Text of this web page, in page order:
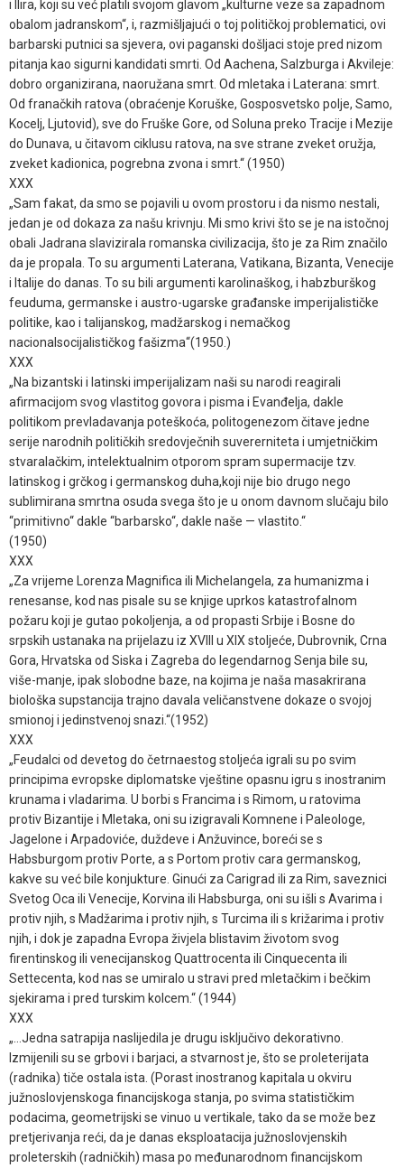
i Ilira, koji su već platili svojom glavom „kulturne veze sa zapadnom
obalom jadranskom“, i, razmišljajući o toj političkoj problematici, ovi
barbarski putnici sa sjevera, ovi paganski došljaci stoje pred nizom
pitanja kao sigurni kandidati smrti. Od Aachena, Salzburga i Akvileje:
dobro organizirana, naoružana smrt. Od mletaka i Laterana: smrt.
Od franačkih ratova (obraćenje Koruške, Gosposvetsko polje, Samo,
Kocelj, Ljutovid), sve do Fruške Gore, od Soluna preko Tracije i Mezije
do Dunava, u čitavom ciklusu ratova, na sve strane zveket oružja,
zveket kadionica, pogrebna zvona i smrt.“ (1950)
XXX
„Sam fakat, da smo se pojavili u ovom prostoru i da nismo nestali,
jedan je od dokaza za našu krivnju. Mi smo krivi što se je na istočnoj
obali Jadrana slavizirala romanska civilizacija, što je za Rim značilo
da je propala. To su argumenti Laterana, Vatikana, Bizanta, Venecije
i Italije do danas. To su bili argumenti karolinaškog, i habzburškog
feuduma, germanske i austro-ugarske građanske imperijalističke
politike, kao i talijanskog, madžarskog i nemačkog
nacionalsocijalističkog fašizma“(1950.)
XXX
„Na bizantski i latinski imperijalizam naši su narodi reagirali
afirmacijom svog vlastitog govora i pisma i Evanđelja, dakle
politikom prevladavanja poteškoća, politogenezom čitave jedne
serije narodnih političkih sredovječnih suvererniteta i umjetničkim
stvaralačkim, intelektualnim otporom spram supermacije tzv.
latinskog i grčkog i germanskog duha,koji nije bio drugo nego
sublimirana smrtna osuda svega što je u onom davnom slučaju bilo
“primitivno“ dakle “barbarsko“, dakle naše — vlastito.“
(1950)
XXX
„Za vrijeme Lorenza Magnifica ili Michelangela, za humanizma i
renesanse, kod nas pisale su se knjige uprkos katastrofalnom
požaru koji je gutao pokoljenja, a od propasti Srbije i Bosne do
srpskih ustanaka na prijelazu iz XVIII u XIX stoljeće, Dubrovnik, Crna
Gora, Hrvatska od Siska i Zagreba do legendarnog Senja bile su,
više-manje, ipak slobodne baze, na kojima je naša masakrirana
biološka supstancija trajno davala veličanstvene dokaze o svojoj
smionoj i jedinstvenoj snazi.“(1952)
XXX
„Feudalci od devetog do četrnaestog stoljeća igrali su po svim
principima evropske diplomatske vještine opasnu igru s inostranim
krunama i vladarima. U borbi s Francima i s Rimom, u ratovima
protiv Bizantije i Mletaka, oni su izigravali Komnene i Paleologe,
Jagelone i Arpadoviće, duždeve i Anžuvince, boreći se s
Habsburgom protiv Porte, a s Portom protiv cara germanskog,
kakve su već bile konjukture. Ginući za Carigrad ili za Rim, saveznici
Svetog Oca ili Venecije, Korvina ili Habsburga, oni su išli s Avarima i
protiv njih, s Madžarima i protiv njih, s Turcima ili s križarima i protiv
njih, i dok je zapadna Evropa živjela blistavim životom svog
firentinskog ili venecijanskog Quattrocenta ili Cinquecenta ili
Settecenta, kod nas se umiralo u stravi pred mletačkim i bečkim
sjekirama i pred turskim kolcem.“ (1944)
XXX
„…Jedna satrapija naslijedila je drugu isključivo dekorativno.
Izmijenili su se grbovi i barjaci, a stvarnost je, što se proleterijata
(radnika) tiče ostala ista. (Porast inostranog kapitala u okviru
južnoslovjenskoga financijskoga stanja, po svima statističkim
podacima, geometrijski se vinuo u vertikale, tako da se može bez
pretjerivanja reći, da je danas eksploatacija južnoslovjenskih
proleterskih (radničkih) masa po međunarodnom financijskom